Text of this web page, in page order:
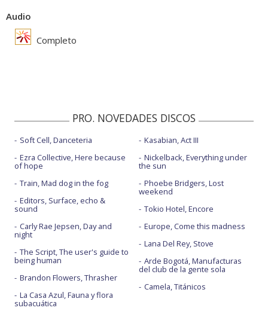
Audio
Completo
PRO. NOVEDADES DISCOS
Soft Cell, Danceteria
Ezra Collective, Here because
of hope
Train, Mad dog in the fog
Editors, Surface, echo &
sound
Carly Rae Jepsen, Day and
night
The Script, The user's guide to
being human
Brandon Flowers, Thrasher
La Casa Azul, Fauna y flora
subacuática
Kasabian, Act III
Nickelback, Everything under
the sun
Phoebe Bridgers, Lost
weekend
Tokio Hotel, Encore
Europe, Come this madness
Lana Del Rey, Stove
Arde Bogotá, Manufacturas
del club de la gente sola
Camela, Titánicos